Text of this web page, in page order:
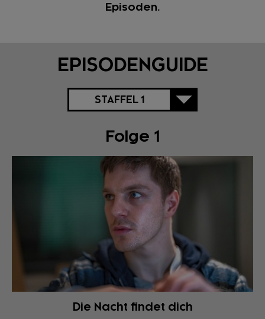
Episoden.
EPISODENGUIDE
STAFFEL 1
Folge 1
Die Nacht findet dich